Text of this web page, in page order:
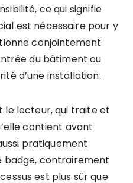
ce qui signifie
est nécessaire pour y
conjointement
du bâtiment ou
d’une installation.
le lecteur, qui traite et
contient avant
pratiquement
badge, contrairement
est plus sûr que